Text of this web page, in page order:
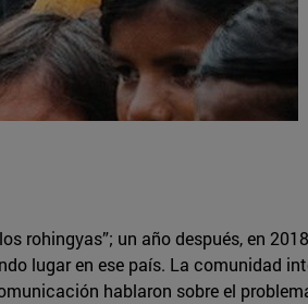
rohingyas”; un año después, en
lugar en ese país. La comunidad
hablaron sobre el